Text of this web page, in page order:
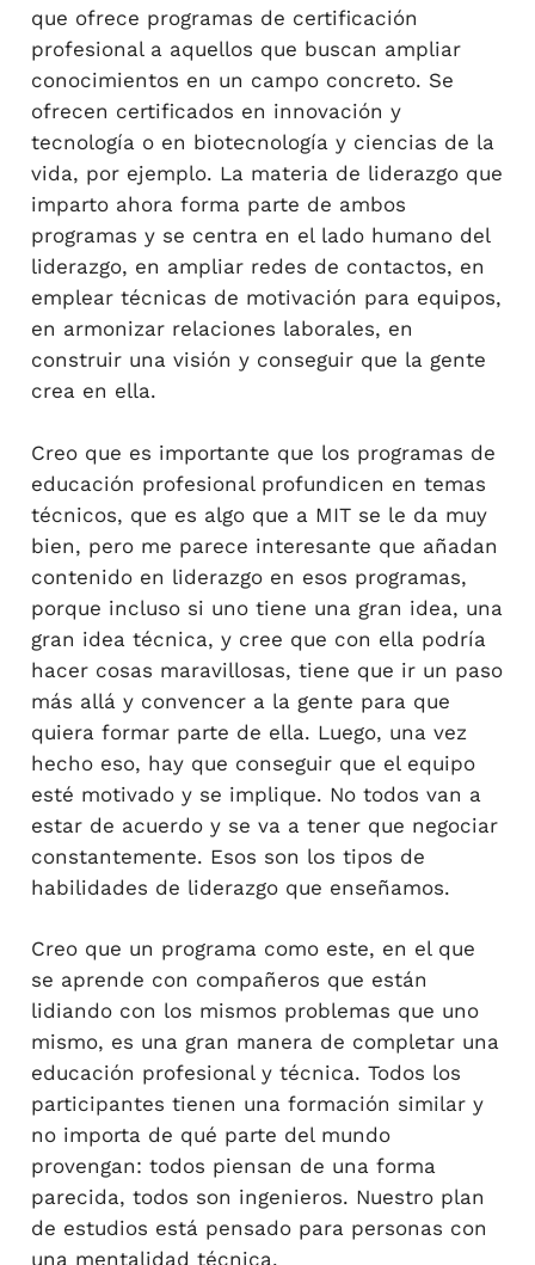
que ofrece programas de certificación
profesional a aquellos que buscan ampliar
conocimientos en un campo concreto. Se
ofrecen certificados en innovación y
tecnología o en biotecnología y ciencias de la
vida, por ejemplo. La materia de liderazgo que
imparto ahora forma parte de ambos
programas y se centra en el lado humano del
liderazgo, en ampliar redes de contactos, en
emplear técnicas de motivación para equipos,
en armonizar relaciones laborales, en
construir una visión y conseguir que la gente
crea en ella.
Creo que es importante que los programas de
educación profesional profundicen en temas
técnicos, que es algo que a MIT se le da muy
bien, pero me parece interesante que añadan
contenido en liderazgo en esos programas,
porque incluso si uno tiene una gran idea, una
gran idea técnica, y cree que con ella podría
hacer cosas maravillosas, tiene que ir un paso
más allá y convencer a la gente para que
quiera formar parte de ella. Luego, una vez
hecho eso, hay que conseguir que el equipo
esté motivado y se implique. No todos van a
estar de acuerdo y se va a tener que negociar
constantemente. Esos son los tipos de
habilidades de liderazgo que enseñamos.
Creo que un programa como este, en el que
se aprende con compañeros que están
lidiando con los mismos problemas que uno
mismo, es una gran manera de completar una
educación profesional y técnica. Todos los
participantes tienen una formación similar y
no importa de qué parte del mundo
provengan: todos piensan de una forma
parecida, todos son ingenieros. Nuestro plan
de estudios está pensado para personas con
una mentalidad técnica.